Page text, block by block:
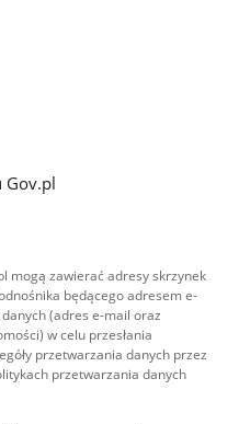
Gov.pl
mogą zawierać adresy skrzynek
będącego adresem e-
(adres e-mail oraz
w celu przesłania
przetwarzania danych przez
przetwarzania danych